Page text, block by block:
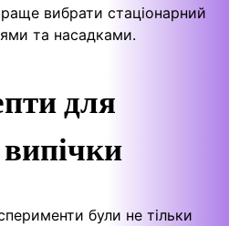
вибрати стаціонарний
та насадками.
для
були не тільки